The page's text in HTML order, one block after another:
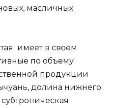
масличных
имеет в своем
по объему
продукции
долина нижнего